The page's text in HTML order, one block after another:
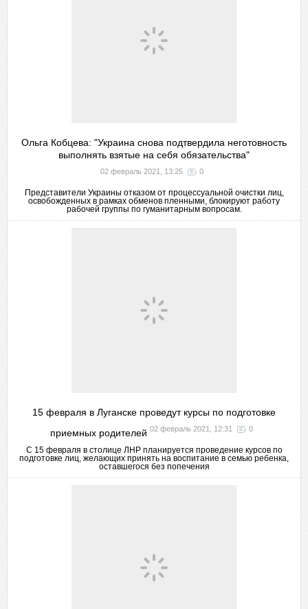
Ольга Кобцева: "Украина снова подтвердила неготовность
выполнять взятые на себя обязательства"
02 февраль 2021, 13:25 0
Представители Украины отказом от процессуальной очистки лиц,
освобожденных в рамках обменов пленными, блокируют работу
рабочей группы по гуманитарным вопросам.
15 февраля в Луганске проведут курсы по подготовке
приемных родителей 02 февраль 2021, 12:31 0
С 15 февраля в столице ЛНР планируется проведение курсов по
подготовке лиц, желающих принять на воспитание в семью ребенка,
оставшегося без попечения